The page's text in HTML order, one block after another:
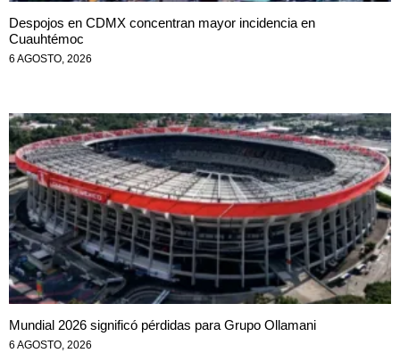
Despojos en CDMX concentran mayor incidencia en
Cuauhtémoc
6 AGOSTO, 2026
Mundial 2026 significó pérdidas para Grupo Ollamani
6 AGOSTO, 2026